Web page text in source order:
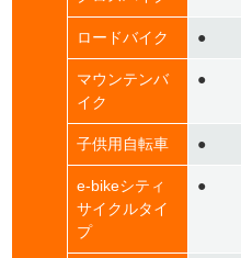
ロードバイク ●
マウンテンバ
イク
●
子供用自転車 ●
e-bikeシティ
サイクルタイ
プ
●